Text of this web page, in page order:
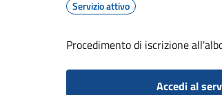
Servizio attivo
Procedimento di iscrizione
Accedi al